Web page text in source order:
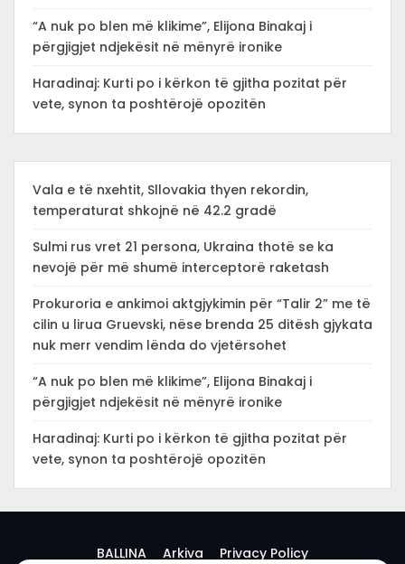
“A nuk po blen më klikime”, Elijona Binakaj i
përgjigjet ndjekësit në mënyrë ironike
Haradinaj: Kurti po i kërkon të gjitha pozitat për
vete, synon ta poshtërojë opozitën
Vala e të nxehtit, Sllovakia thyen rekordin,
temperaturat shkojnë në 42.2 gradë
Sulmi rus vret 21 persona, Ukraina thotë se ka
nevojë për më shumë interceptorë raketash
Prokuroria e ankimoi aktgjykimin për “Talir 2” me të
cilin u lirua Gruevski, nëse brenda 25 ditësh gjykata
nuk merr vendim lënda do vjetërsohet
“A nuk po blen më klikime”, Elijona Binakaj i
përgjigjet ndjekësit në mënyrë ironike
Haradinaj: Kurti po i kërkon të gjitha pozitat për
vete, synon ta poshtërojë opozitën
BALLINA Arkiva Privacy Policy